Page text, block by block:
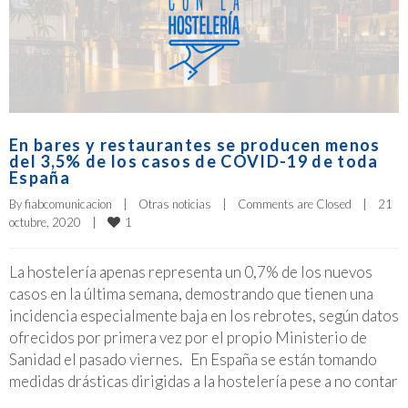
En bares y restaurantes se producen menos
del 3,5% de los casos de COVID-19 de toda
España
By fiabcomunicacion Otras noticias Comments are Closed
21
octubre, 2020
1
La hostelería apenas representa un 0,7% de los nuevos
casos en la última semana, demostrando que tienen una
incidencia especialmente baja en los rebrotes, según datos
ofrecidos por primera vez por el propio Ministerio de
Sanidad el pasado viernes. En España se están tomando
medidas drásticas dirigidas a la hostelería pese a no contar